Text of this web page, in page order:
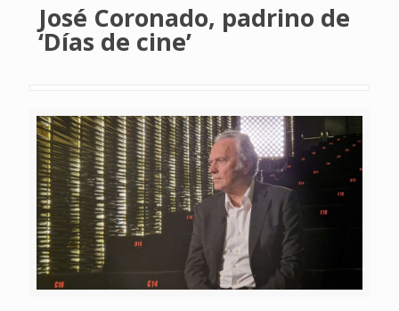
José Coronado, padrino de
‘Días de cine’